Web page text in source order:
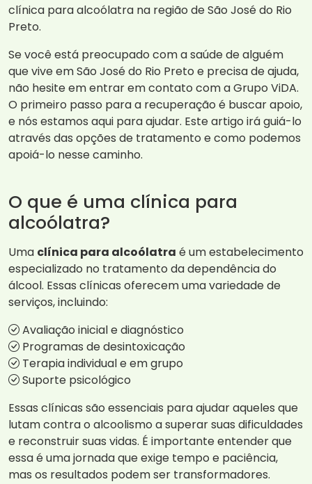
clínica para alcoólatra na região de São José do Rio
Preto.
Se você está preocupado com a saúde de alguém
que vive em São José do Rio Preto e precisa de ajuda,
não hesite em entrar em contato com a Grupo ViDA.
O primeiro passo para a recuperação é buscar apoio,
e nós estamos aqui para ajudar. Este artigo irá guiá-lo
através das opções de tratamento e como podemos
apoiá-lo nesse caminho.
O que é uma clínica para
alcoólatra?
Uma clínica para alcoólatra é um estabelecimento
especializado no tratamento da dependência do
álcool. Essas clínicas oferecem uma variedade de
serviços, incluindo:
Avaliação inicial e diagnóstico
Programas de desintoxicação
Terapia individual e em grupo
Suporte psicológico
Essas clínicas são essenciais para ajudar aqueles que
lutam contra o alcoolismo a superar suas dificuldades
e reconstruir suas vidas. É importante entender que
essa é uma jornada que exige tempo e paciência,
mas os resultados podem ser transformadores.